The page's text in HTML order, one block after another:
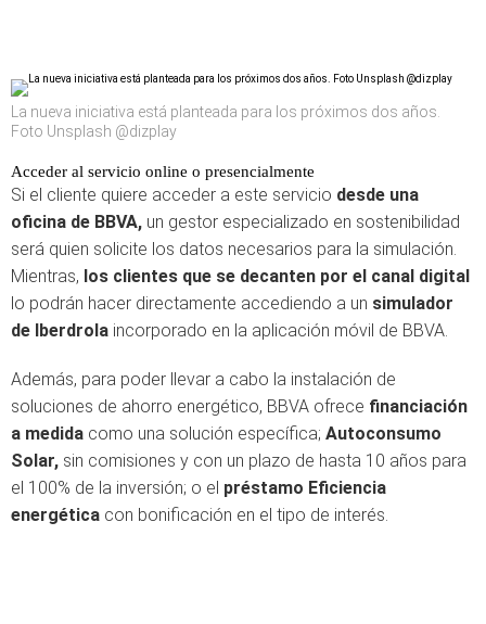
La nueva iniciativa está planteada para los próximos dos años.
Foto Unsplash @dizplay
Acceder al servicio online o presencialmente
Si el cliente quiere acceder a este servicio desde una
oficina de BBVA, un gestor especializado en sostenibilidad
será quien solicite los datos necesarios para la simulación.
Mientras, los clientes que se decanten por el canal digital
lo podrán hacer directamente accediendo a un simulador
de Iberdrola incorporado en la aplicación móvil de BBVA.
Además, para poder llevar a cabo la instalación de
soluciones de ahorro energético, BBVA ofrece financiación
a medida como una solución específica; Autoconsumo
Solar, sin comisiones y con un plazo de hasta 10 años para
el 100% de la inversión; o el préstamo Eficiencia
energética con bonificación en el tipo de interés.